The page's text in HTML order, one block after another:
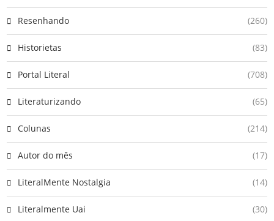
Resenhando (260)
Historietas (83)
Portal Literal (708)
Literaturizando (65)
Colunas (214)
Autor do mês (17)
LiteralMente Nostalgia (14)
Literalmente Uai (30)